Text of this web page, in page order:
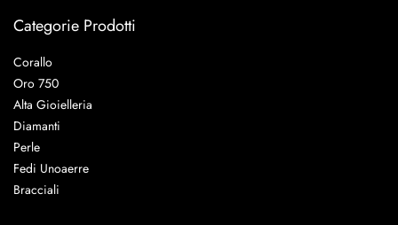
Categorie Prodotti
Corallo
Oro 750
Alta Gioielleria
Diamanti
Perle
Fedi Unoaerre
Bracciali